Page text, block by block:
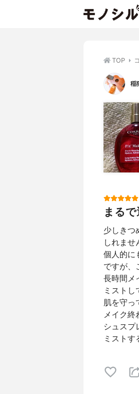
TOP
稲
まる
少しきつ
しれませ
個人的に
ですが、
長時間メ
ミスト
肌を守っ
メイク終
シュスプ
ミストす